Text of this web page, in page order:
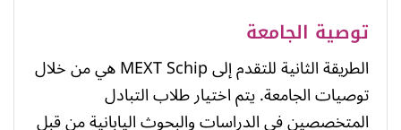
توصية الجامعة
الطريقة الثانية للتقدم إلى MEXT Schip هي من خلال
توصيات الجامعة. يتم اختيار طلاب التبادل
المتخصصين في الدراسات والبحوث اليابانية من قبل